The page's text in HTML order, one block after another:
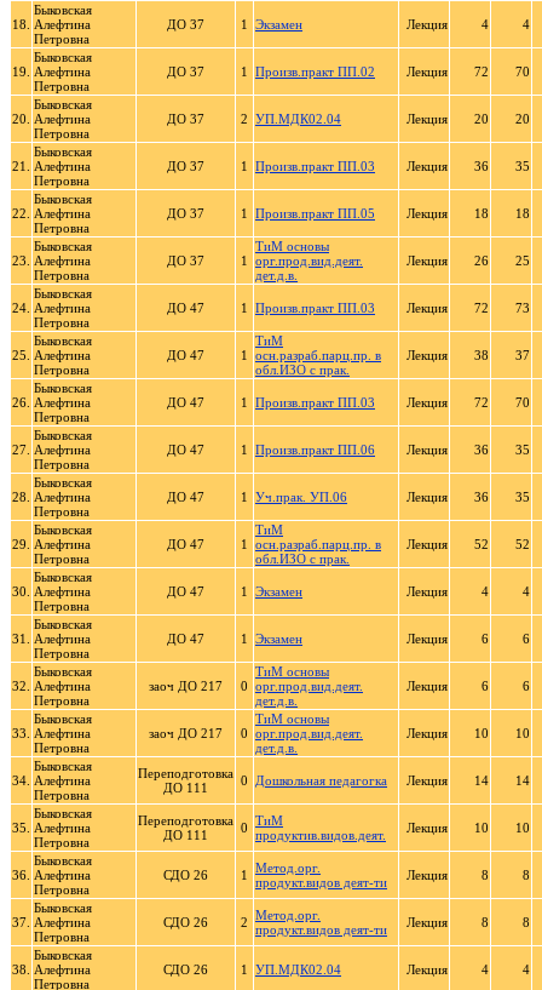
18.
Быковская
Алефтина
Петровна
ДО 37 1 Экзамен Лекция 4 4
19.
Быковская
Алефтина
Петровна
ДО 37 1 Произв.практ ПП.02 Лекция 72 70
20.
Быковская
Алефтина
Петровна
ДО 37 2 УП.МДК02.04 Лекция 20 20
21.
Быковская
Алефтина
Петровна
ДО 37 1 Произв.практ ПП.03 Лекция 36 35
22.
Быковская
Алефтина
Петровна
ДО 37 1 Произв.практ ПП.05 Лекция 18 18
23.
Быковская
Алефтина
Петровна
ДО 37 1
ТиМ основы
орг.прод.вид.деят.
дет.д.в.
Лекция 26 25
24.
Быковская
Алефтина
Петровна
ДО 47 1 Произв.практ ПП.03 Лекция 72 73
25.
Быковская
Алефтина
Петровна
ДО 47 1
ТиМ
осн.разраб.парц.пр. в
обл.ИЗО с прак.
Лекция 38 37
26.
Быковская
Алефтина
Петровна
ДО 47 1 Произв.практ ПП.03 Лекция 72 70
27.
Быковская
Алефтина
Петровна
ДО 47 1 Произв.практ ПП.06 Лекция 36 35
28.
Быковская
Алефтина
Петровна
ДО 47 1 Уч.прак. УП.06 Лекция 36 35
29.
Быковская
Алефтина
Петровна
ДО 47 1
ТиМ
осн.разраб.парц.пр. в
обл.ИЗО с прак.
Лекция 52 52
30.
Быковская
Алефтина
Петровна
ДО 47 1 Экзамен Лекция 4 4
31.
Быковская
Алефтина
Петровна
ДО 47 1 Экзамен Лекция 6 6
32.
Быковская
Алефтина
Петровна
заоч ДО 217 0
ТиМ основы
орг.прод.вид.деят.
дет.д.в.
Лекция 6 6
33.
Быковская
Алефтина
Петровна
заоч ДО 217 0
ТиМ основы
орг.прод.вид.деят.
дет.д.в.
Лекция 10 10
34.
Быковская
Алефтина
Петровна
Переподготовка
ДО 111
0 Дошкольная педагогка Лекция 14 14
35.
Быковская
Алефтина
Петровна
Переподготовка
ДО 111
0 ТиМ
продуктив.видов.деят.
Лекция 10 10
36.
Быковская
Алефтина
Петровна
СДО 26 1
Метод.орг.
продукт.видов деят-ти
Лекция 8 8
37.
Быковская
Алефтина
Петровна
СДО 26 2 Метод.орг.
продукт.видов деят-ти
Лекция 8 8
38.
Быковская
Алефтина
Петровна
СДО 26 1 УП.МДК02.04 Лекция 4 4